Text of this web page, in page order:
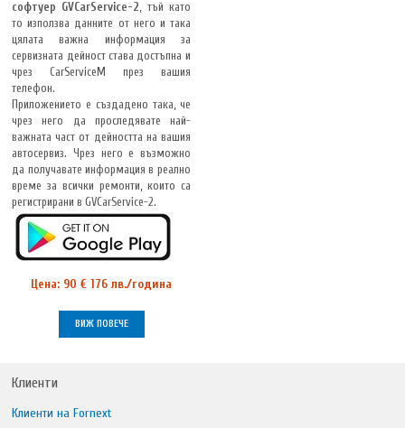
софтуер GVCarService-2 , тъй като
то използва данните от него и така
цялата важна информация за
сервизната дейност става достъпна и
чрез CarServiceM през вашия
телефон.
Приложението е създадено така, че
чрез него да проследявате най-
важната част от дейността на вашия
автосервиз. Чрез него е възможно
да получавате информация в реално
време за всички ремонти, които са
регистрирани в GVCarService-2.
Цена: 90 € 176 лв./година
ВИЖ ПОВЕЧЕ
Клиенти
Клиенти на Fornext